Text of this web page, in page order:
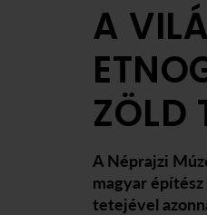
A
ZÖLD
A Néprajzi
magyar
tetejével